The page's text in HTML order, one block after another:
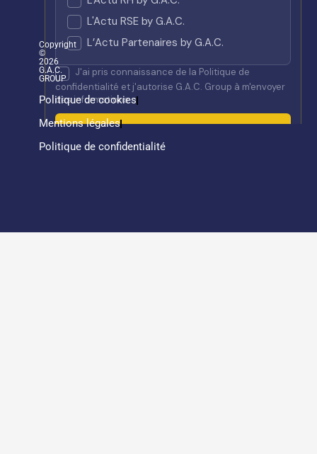
Copyright
©
2026
G.A.C.
GROUP
Politique de cookies
Mentions légales
Politique de confidentialité